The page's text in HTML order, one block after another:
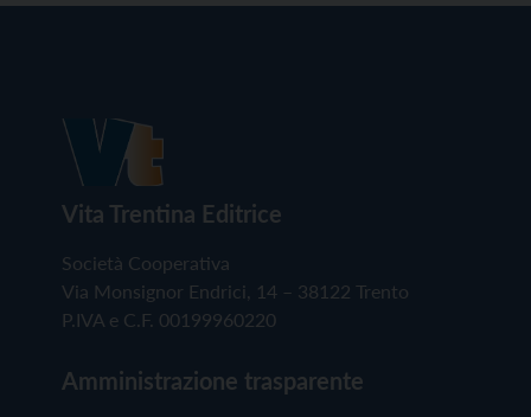
Vita Trentina Editrice
Società Cooperativa
Via Monsignor Endrici, 14 – 38122 Trento
P.IVA e C.F. 00199960220
Amministrazione trasparente